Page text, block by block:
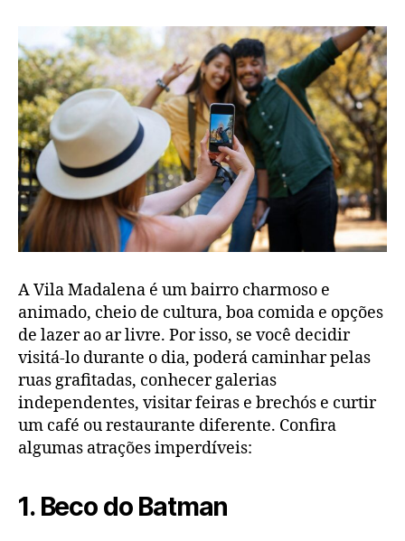
A Vila Madalena é um bairro charmoso e
animado, cheio de cultura, boa comida e opções
de lazer ao ar livre. Por isso, se você decidir
visitá-lo durante o dia, poderá caminhar pelas
ruas grafitadas, conhecer galerias
independentes, visitar feiras e brechós e curtir
um café ou restaurante diferente. Confira
algumas atrações imperdíveis:
1. Beco do Batman